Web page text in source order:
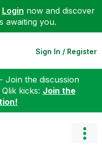
Login now and discover
awaiting you.
Sign In / Register
Join the discussion
kicks: Join the